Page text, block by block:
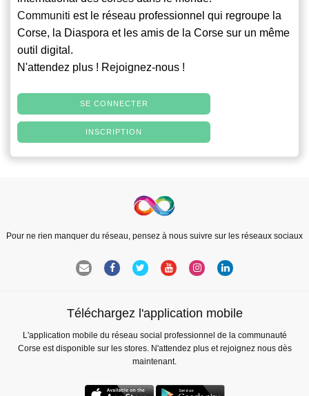
Communiti est le réseau professionnel qui regroupe la
Corse, la Diaspora et les amis de la Corse sur un même
outil digital.
N'attendez plus ! Rejoignez-nous !
SE CONNECTER
INSCRIPTION
Pour ne rien manquer du réseau, pensez à nous suivre sur les réseaux sociaux
Téléchargez l'application mobile
L'application mobile du réseau social professionnel de la communauté
Corse est disponible sur les stores. N'attendez plus et rejoignez nous dès
maintenant.